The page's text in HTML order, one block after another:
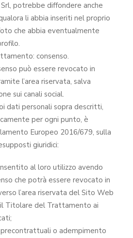
potrebbe diffondere anche
li abbia inseriti nel proprio
che abbia eventualmente
consenso.
può essere revocato in
l’area riservata, salva
sui canali social.
dati personali sopra descritti,
per ogni punto, è
Europeo 2016/679, sulla
giuridici:
al loro utilizzo avendo
che potrà essere revocato in
l’area riservata del Sito Web
Titolare del Trattamento ai
precontrattuali o adempimento